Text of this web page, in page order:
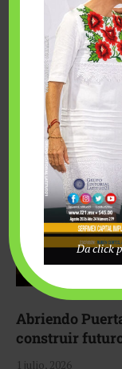
Fairmont
esfuerzos para
Abriendo
construir
1 julio, 2026
Da click